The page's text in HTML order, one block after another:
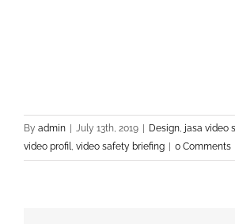
By admin July 13th, 2019 Design, jasa video
video profil, video safety briefing 0 Comments